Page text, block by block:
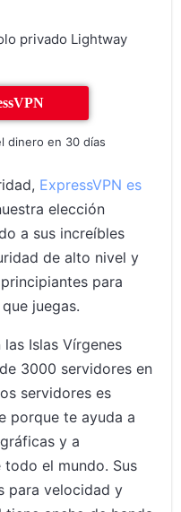
privado Lightway
dinero en 30 días
ExpressVPN es
elección
a sus increíbles
de alto nivel y
para
juegas.
las Islas Vírgenes
3000 servidores en
servidores es
porque te ayuda a
y a
el mundo. Sus
para velocidad y